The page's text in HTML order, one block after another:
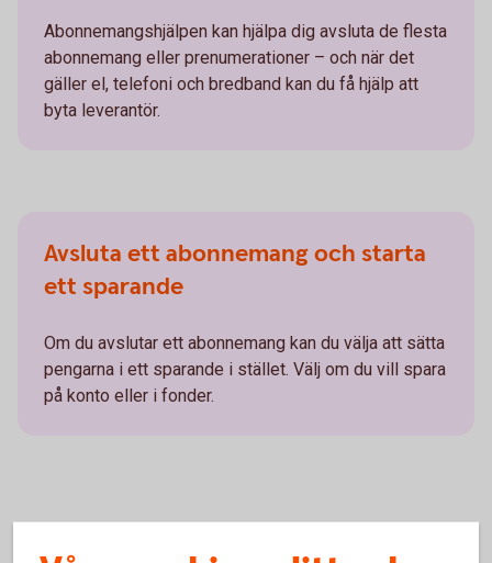
Abonnemangshjälpen kan hjälpa dig avsluta de flesta
abonnemang eller prenumerationer – och när det
gäller el, telefoni och bredband kan du få hjälp att
byta leverantör.
Avsluta ett abonnemang och starta
ett sparande
Om du avslutar ett abonnemang kan du välja att sätta
pengarna i ett sparande i stället. Välj om du vill spara
på konto eller i fonder.